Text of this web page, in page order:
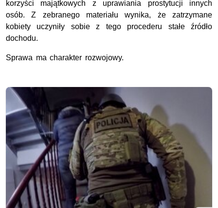
korzyści majątkowych z uprawiania prostytucji innych
osób. Z zebranego materiału wynika, że zatrzymane
kobiety uczyniły sobie z tego procederu stałe źródło
dochodu.
Sprawa ma charakter rozwojowy.